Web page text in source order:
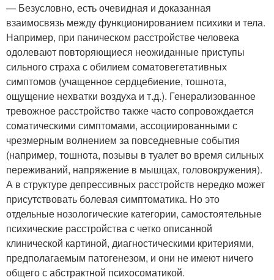
— Безусловно, есть очевидная и доказанная
взаимосвязь между функционированием психики и тела.
Например, при паническом расстройстве человека
одолевают повторяющиеся неожиданные приступы
сильного страха с обилием соматовегетативных
симптомов (учащенное сердцебиение, тошнота,
ощущение нехватки воздуха и т.д.). Генерализованное
тревожное расстройство также часто сопровождается
соматическими симптомами, ассоциированными с
чрезмерным волнением за повседневные события
(например, тошнота, позывы в туалет во время сильных
переживаний, напряжение в мышцах, головокружения).
А в структуре депрессивных расстройств нередко может
присутствовать болевая симптоматика. Но это
отдельные нозологические категории, самостоятельные
психические расстройства с четко описанной
клинической картиной, диагностическими критериями,
предполагаемым патогенезом, и они не имеют ничего
общего с абстрактной психосоматикой.